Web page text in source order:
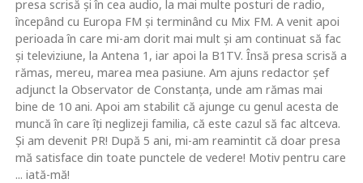
presa scrisă şi în cea audio, la mai multe posturi de radio,
începând cu Europa FM şi terminând cu Mix FM. A venit apoi
perioada în care mi-am dorit mai mult şi am continuat să fac
şi televiziune, la Antena 1, iar apoi la B1TV. Însă presa scrisă a
rămas, mereu, marea mea pasiune. Am ajuns redactor şef
adjunct la Observator de Constanţa, unde am rămas mai
bine de 10 ani. Apoi am stabilit că ajunge cu genul acesta de
muncă în care îţi neglizeji familia, că este cazul să fac altceva.
Şi am devenit PR! După 5 ani, mi-am reamintit că doar presa
mă satisface din toate punctele de vedere! Motiv pentru care
... iată-mă!